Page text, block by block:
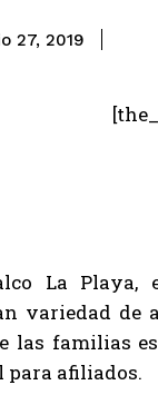
27, 2019
La
variedad de
las familias
afiliados.